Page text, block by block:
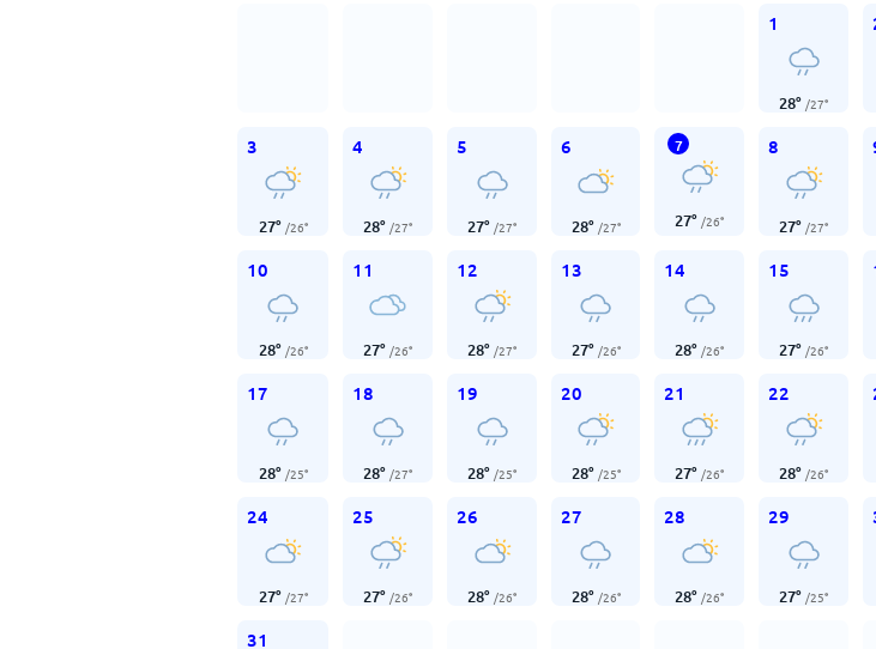
1
28° /27°
3
27° /26°
4
28° /27°
5
27° /27°
6
28° /27°
7
27° /26°
8
27° /27°
10
28° /26°
11
27° /26°
12
28° /27°
13
27° /26°
14
28° /26°
15
27° /26°
17
28° /25°
18
28° /27°
19
28° /25°
20
28° /25°
21
27° /26°
22
28° /26°
24
27° /27°
25
27° /26°
26
28° /26°
27
28° /26°
28
28° /26°
29
27° /25°
31